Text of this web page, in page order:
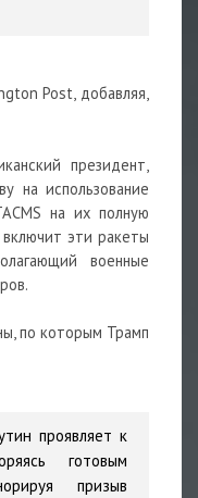
Post, добавляя,
президент,
на использование
на их полную
эти ракеты
военные
по которым Трамп
проявляет к
готовым
призыв